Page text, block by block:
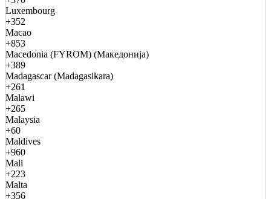
Luxembourg
+352
Macao
+853
Macedonia (FYROM) (Македонија)
+389
Madagascar (Madagasikara)
+261
Malawi
+265
Malaysia
+60
Maldives
+960
Mali
+223
Malta
+356